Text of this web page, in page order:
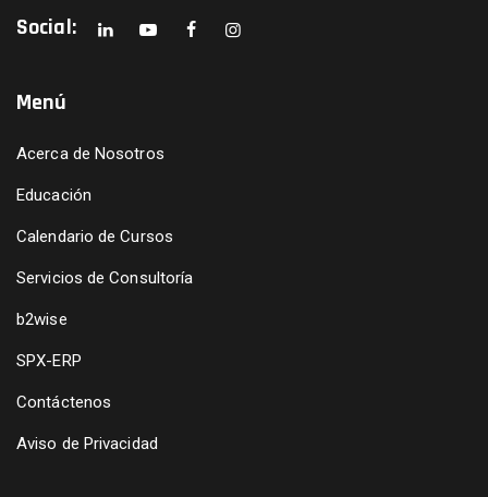
Social:
Menú
Acerca de Nosotros
Educación
Calendario de Cursos
Servicios de Consultoría
b2wise
SPX-ERP
Contáctenos
Aviso de Privacidad